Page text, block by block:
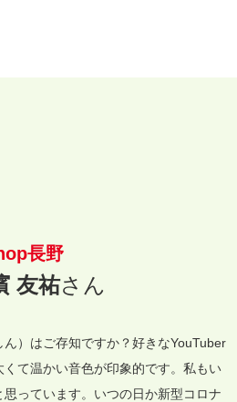
長野
友祐さん
）はご存知ですか？好きなYouTuber
て温かい音色が印象的です。私もい
っています。いつの日か新型コロナ